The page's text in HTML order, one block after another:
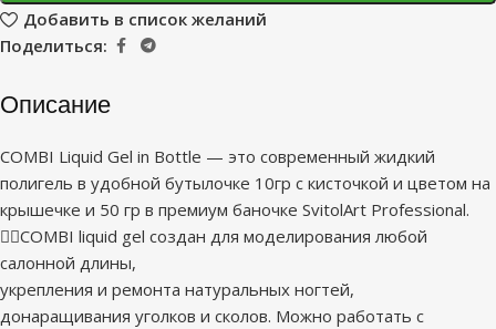
Добавить в список желаний
Поделиться:
Описание
COMBI Liquid Gel in Bottle — это современный жидкий
полигель в удобной бутылочке 10гр с кисточкой и цветом на
крышечке и 50 гр в премиум баночке SvitolArt Professional.
✍🏻COMBI liquid gel создан для моделирования любой
салонной длины,
укрепления и ремонта натуральных ногтей,
донаращивания уголков и сколов. Можно работать с